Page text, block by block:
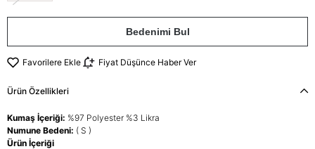
Bedenimi Bul
Favorilere Ekle Fiyat Düşünce Haber Ver
Ürün Özellikleri
Kumaş İçeriği: %97 Polyester %3 Likra
Numune Bedeni: ( S )
Ürün İçeriği